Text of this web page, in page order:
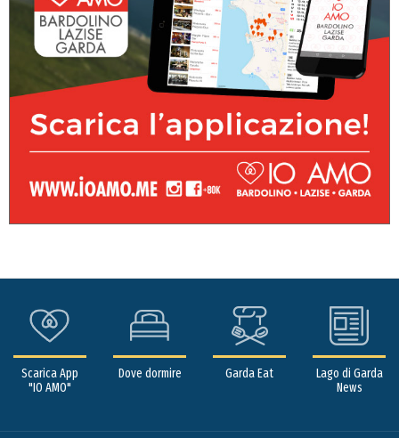
Scarica App
"IO AMO"
Dove dormire Garda Eat
Lago di Garda
News